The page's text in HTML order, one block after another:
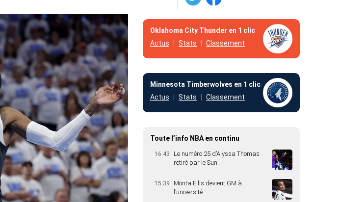
Oklahoma City Thunder en 1 clic
Actus
Stats Classement
Minnesota Timberwolves en 1 clic
Actus
Stats Classement
Toute l’info NBA en continu
16:43
Le numéro 25 d’Alyssa Thomas
retiré par le Sun
15:39
Monta Ellis devient GM à
l’université